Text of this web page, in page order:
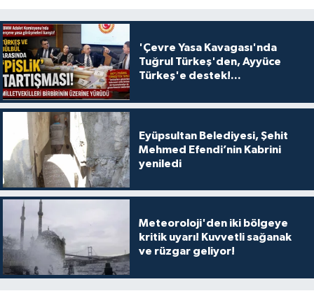
'Çevre Yasa Kavagası'nda
Tuğrul Türkeş'den, Ayyüce
Türkeş'e destek!...
Eyüpsultan Belediyesi, Şehit
Mehmed Efendi’nin Kabrini
yeniledi
Meteoroloji'den iki bölgeye
kritik uyarı! Kuvvetli sağanak
ve rüzgar geliyor!